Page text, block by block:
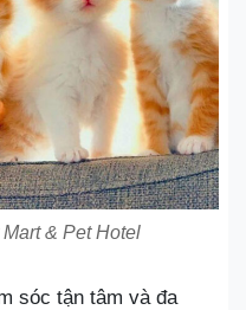
& Pet Hotel
sóc tận tâm và đa